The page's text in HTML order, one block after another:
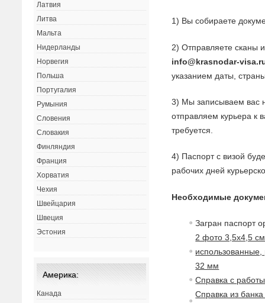
1) Вы собираете
2) Отправляете сканы
info@krasnodar-
указанием даты,
3) Мы записываем вас
отправляем курьера к
требуется.
4) Паспорт с визой
рабочих дней
Необходимые
Загран паспорт
2 фото 3,5х4,5
32 мм
Справка с работы
Справка из
Латвия
Литва
Мальта
Нидерланды
Норвегия
Польша
Португалия
Румыния
Словения
Словакия
Финляндия
Франция
Хорватия
Чехия
Швейцария
Швеция
Эстония
Америка:
Канада